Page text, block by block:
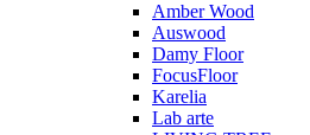
Amber Wood
Auswood
Damy Floor
FocusFloor
Karelia
Lab arte